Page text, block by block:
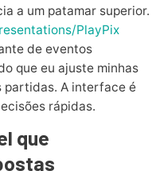
a um patamar superior.
PlayPix
de eventos
que eu ajuste minhas
partidas. A interface é
rápidas.
que